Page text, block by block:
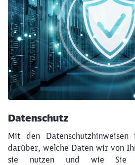
Datenschutz
Mit den
darüber, welche Daten wir von
sie nutzen und wie Sie